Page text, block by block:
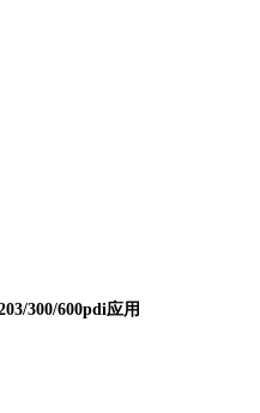
300/600pdi应用